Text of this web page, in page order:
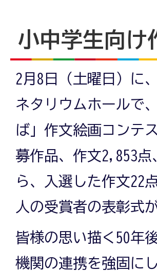
小中学生向け
2月8日（土曜日）に
ネタリウムホールで
ば」作文絵画コンテ
募作品、作文2,853点
ら、入選した作文22
人の受賞者の表彰式
皆様の思い描く50年
機関の連携を強固に